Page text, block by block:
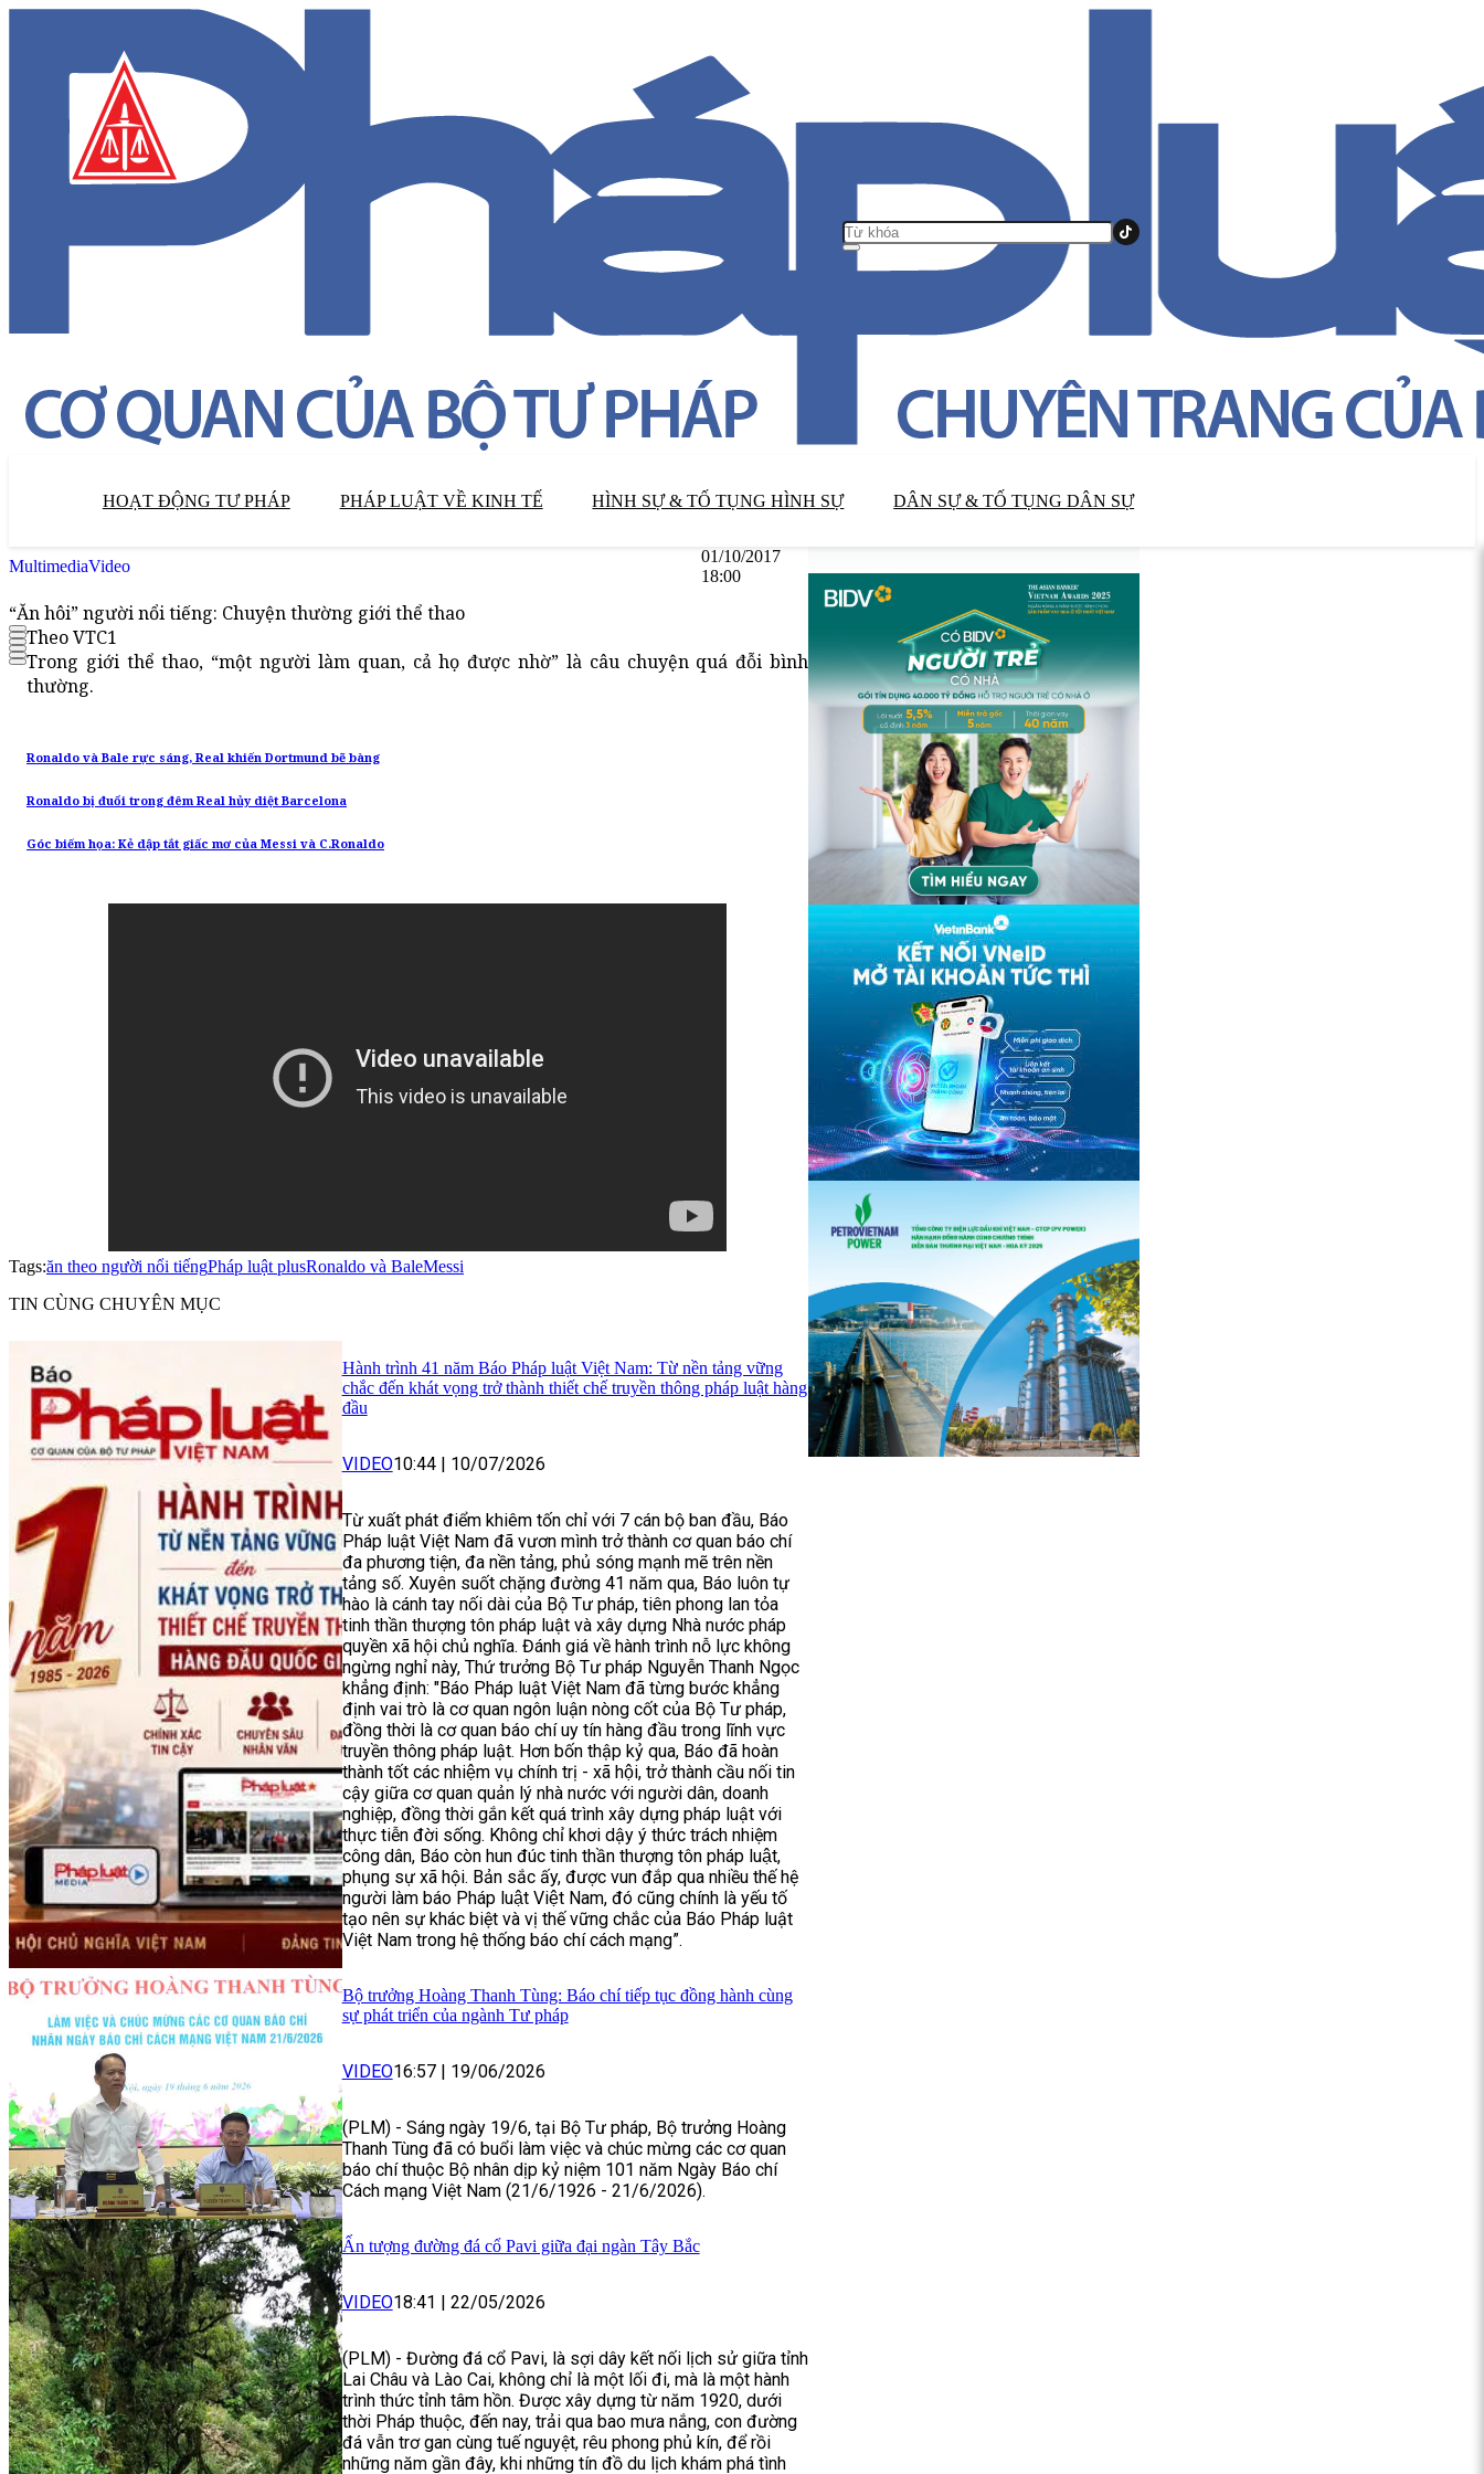
HOẠT ĐỘNG TƯ PHÁP PHÁP LUẬT VỀ KINH TẾ HÌNH SỰ & TỐ TỤNG HÌNH SỰ DÂN SỰ & TỐ TỤNG DÂN SỰ
MultimediaVideo
01/10/2017
18:00
“Ăn hôi” người nổi tiếng: Chuyện thường giới thể thao
Theo VTC1
Trong giới thể thao, “một người làm quan, cả họ được nhờ” là câu chuyện quá đỗi bình
thường.
Ronaldo và Bale rực sáng, Real khiến Dortmund bẽ bàng
Ronaldo bị đuổi trong đêm Real hủy diệt Barcelona
Góc biếm họa: Kẻ dập tắt giấc mơ của Messi và C.Ronaldo
Tags:ăn theo người nổi tiếngPháp luật plusRonaldo và BaleMessi
TIN CÙNG CHUYÊN MỤC
Hành trình 41 năm Báo Pháp luật Việt Nam: Từ nền tảng vững
chắc đến khát vọng trở thành thiết chế truyền thông pháp luật hàng
đầu
VIDEO10:44 | 10/07/2026
Từ xuất phát điểm khiêm tốn chỉ với 7 cán bộ ban đầu, Báo
Pháp luật Việt Nam đã vươn mình trở thành cơ quan báo chí
đa phương tiện, đa nền tảng, phủ sóng mạnh mẽ trên nền
tảng số. Xuyên suốt chặng đường 41 năm qua, Báo luôn tự
hào là cánh tay nối dài của Bộ Tư pháp, tiên phong lan tỏa
tinh thần thượng tôn pháp luật và xây dựng Nhà nước pháp
quyền xã hội chủ nghĩa. Đánh giá về hành trình nỗ lực không
ngừng nghỉ này, Thứ trưởng Bộ Tư pháp Nguyễn Thanh Ngọc
khẳng định: "Báo Pháp luật Việt Nam đã từng bước khẳng
định vai trò là cơ quan ngôn luận nòng cốt của Bộ Tư pháp,
đồng thời là cơ quan báo chí uy tín hàng đầu trong lĩnh vực
truyền thông pháp luật. Hơn bốn thập kỷ qua, Báo đã hoàn
thành tốt các nhiệm vụ chính trị - xã hội, trở thành cầu nối tin
cậy giữa cơ quan quản lý nhà nước với người dân, doanh
nghiệp, đồng thời gắn kết quá trình xây dựng pháp luật với
thực tiễn đời sống. Không chỉ khơi dậy ý thức trách nhiệm
công dân, Báo còn hun đúc tinh thần thượng tôn pháp luật,
phụng sự xã hội. Bản sắc ấy, được vun đắp qua nhiều thế hệ
người làm báo Pháp luật Việt Nam, đó cũng chính là yếu tố
tạo nên sự khác biệt và vị thế vững chắc của Báo Pháp luật
Việt Nam trong hệ thống báo chí cách mạng”.
Bộ trưởng Hoàng Thanh Tùng: Báo chí tiếp tục đồng hành cùng
sự phát triển của ngành Tư pháp
VIDEO16:57 | 19/06/2026
(PLM) - Sáng ngày 19/6, tại Bộ Tư pháp, Bộ trưởng Hoàng
Thanh Tùng đã có buổi làm việc và chúc mừng các cơ quan
báo chí thuộc Bộ nhân dịp kỷ niệm 101 năm Ngày Báo chí
Cách mạng Việt Nam (21/6/1926 - 21/6/2026).
Ấn tượng đường đá cổ Pavi giữa đại ngàn Tây Bắc
VIDEO18:41 | 22/05/2026
(PLM) - Đường đá cổ Pavi, là sợi dây kết nối lịch sử giữa tỉnh
Lai Châu và Lào Cai, không chỉ là một lối đi, mà là một hành
trình thức tỉnh tâm hồn. Được xây dựng từ năm 1920, dưới
thời Pháp thuộc, đến nay, trải qua bao mưa nắng, con đường
đá vẫn trơ gan cùng tuế nguyệt, rêu phong phủ kín, để rồi
những năm gần đây, khi những tín đồ du lịch khám phá tình